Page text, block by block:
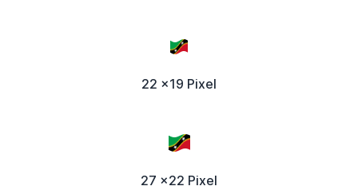
22 x19 Pixel
27 x22 Pixel